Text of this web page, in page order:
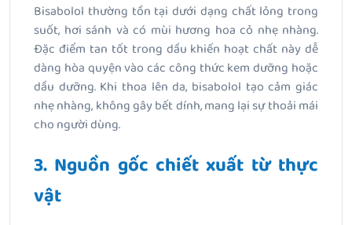
Bisabolol thường tồn tại dưới dạng chất lỏng trong
suốt, hơi sánh và có mùi hương hoa cỏ nhẹ nhàng.
Đặc điểm tan tốt trong dầu khiến hoạt chất này dễ
dàng hòa quyện vào các công thức kem dưỡng hoặc
dầu dưỡng. Khi thoa lên da, bisabolol tạo cảm giác
nhẹ nhàng, không gây bết dính, mang lại sự thoải mái
cho người dùng.
3. Nguồn gốc chiết xuất từ thực
vật